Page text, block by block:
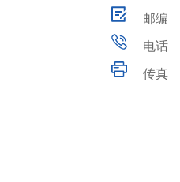
邮编
电话
传真